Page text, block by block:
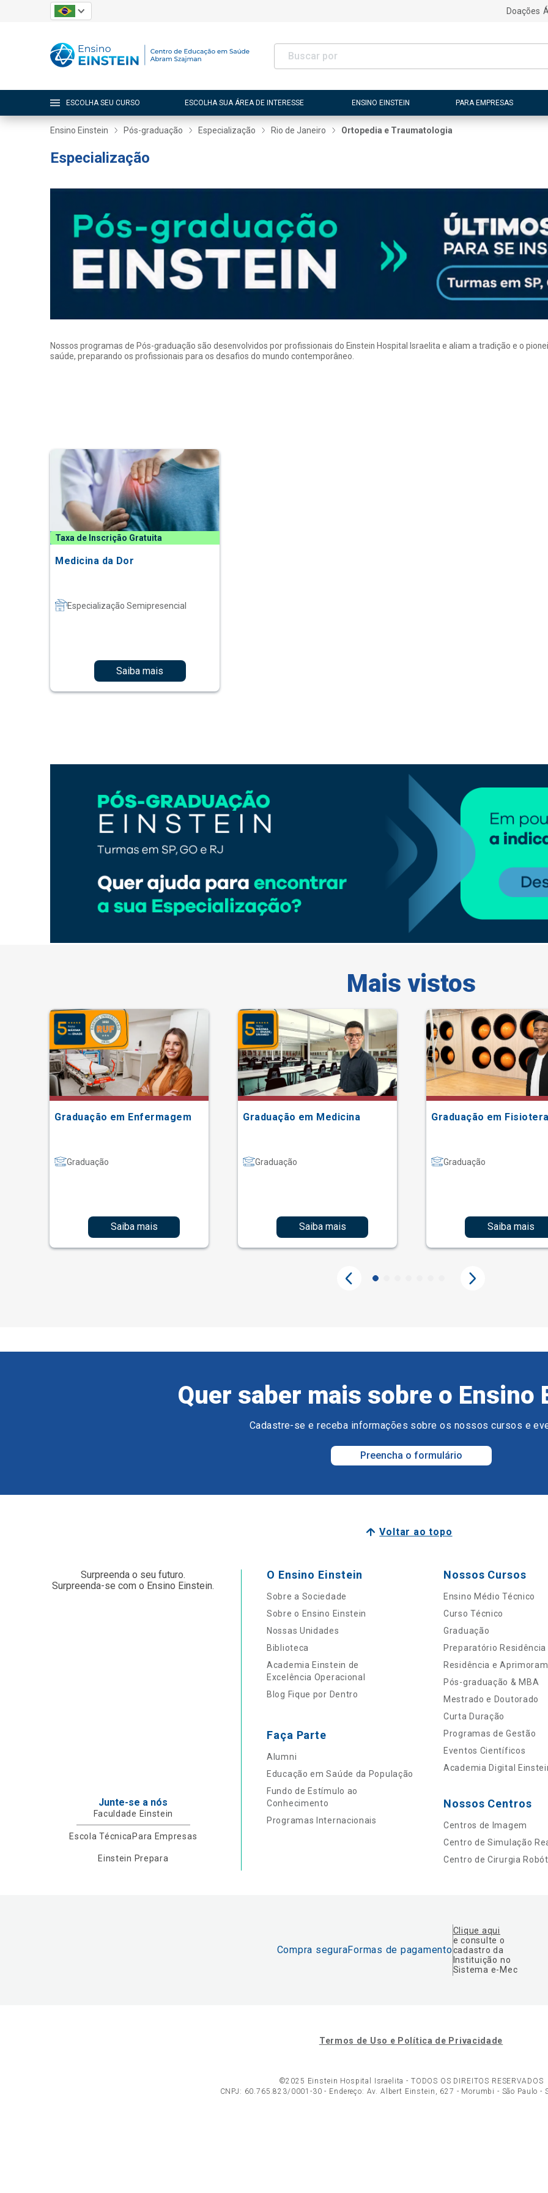
Doações
ESCOLHA SEU CURSO ESCOLHA SUA ÁREA DE INTERESSE ENSINO EINSTEIN PARA EMPRESAS
Ensino Einstein Pós-graduação Especialização Rio de Janeiro Ortopedia e Traumatologia
Especialização
Nossos programas de Pós-graduação são desenvolvidos por profissionais do Einstein Hospital Israelita e aliam a tradição e o
saúde, preparando os profissionais para os desafios do mundo contemporâneo.
Taxa de Inscrição Gratuita
Medicina da Dor
Especialização Semipresencial
Saiba mais
Mais vistos
Graduação em Enfermagem
Graduação
Saiba mais
Graduação em Medicina
Graduação
Saiba mais
Graduação em
Graduação
Saiba mais
Quer saber mais sobre o Ensino
Cadastre-se e receba informações sobre os nossos cursos e
Preencha o formulário
Voltar ao topo
Surpreenda o seu futuro.
Surpreenda-se com o Ensino Einstein.
Junte-se a nós
Faculdade Einstein
Escola TécnicaPara Empresas
Einstein Prepara
O Ensino Einstein
Sobre a Sociedade
Sobre o Ensino Einstein
Nossas Unidades
Biblioteca
Academia Einstein de
Excelência Operacional
Blog Fique por Dentro
Faça Parte
Alumni
Educação em Saúde da População
Fundo de Estímulo ao
Conhecimento
Programas Internacionais
Nossos Cursos
Ensino Médio Técnico
Curso Técnico
Graduação
Preparatório Residência
Residência e
Pós-graduação & MBA
Mestrado e Doutorado
Curta Duração
Programas de Gestão
Eventos Científicos
Academia Digital
Nossos Centros
Centros de Imagem
Centro de Simulação
Centro de Cirurgia
Compra seguraFormas de pagamento
Clique aqui
e consulte o
cadastro da
Instituição no
Sistema e-Mec
Termos de Uso e Política de Privacidade
©2025 Einstein Hospital Israelita - TODOS OS DIREITOS RESERVADOS
CNPJ: 60.765.823/0001-30 - Endereço: Av. Albert Einstein, 627 - Morumbi - São Paulo -